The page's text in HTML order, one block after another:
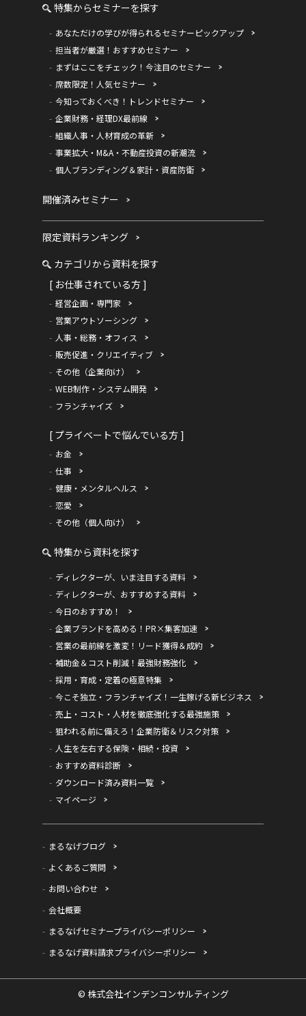
特集からセミナーを探す
あなただけの学びが得られるセミナーピックアップ
担当者が厳選！おすすめセミナー
まずはここをチェック！今注目のセミナー
席数限定！人気セミナー
今知っておくべき！トレンドセミナー
企業財務・経理DX最前線
組織人事・人材育成の革新
事業拡大・M&A・不動産投資の新潮流
個人ブランディング＆家計・資産防衛
開催済みセミナー
限定資料ランキング
カテゴリから資料を探す
[ お仕事されている方 ]
経営企画・専門家
営業アウトソーシング
人事・総務・オフィス
販売促進・クリエイティブ
その他（企業向け）
WEB制作・システム開発
フランチャイズ
[ プライベートで悩んでいる方 ]
お金
仕事
健康・メンタルヘルス
恋愛
その他（個人向け）
特集から資料を探す
ディレクターが、いま注目する資料
ディレクターが、おすすめする資料
今日のおすすめ！
企業ブランドを高める！PR×集客加速
営業の最前線を激変！リード獲得＆成約
補助金＆コスト削減！最強財務強化
採用・育成・定着の極意特集
今こそ独立・フランチャイズ！一生稼げる新ビジネス
売上・コスト・人材を徹底強化する最強施策
狙われる前に備えろ！企業防衛＆リスク対策
人生を左右する保険・相続・投資
おすすめ資料診断
ダウンロード済み資料一覧
マイページ
まるなげブログ
よくあるご質問
お問い合わせ
会社概要
まるなげセミナープライバシーポリシー
まるなげ資料請求プライバシーポリシー
© 株式会社インデンコンサルティング